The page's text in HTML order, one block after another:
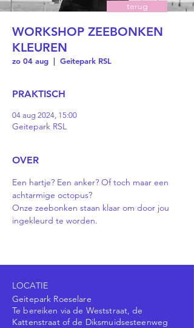
WORKSHOP ZEEBONKEN
KLEUREN
zo 04 aug
  |
Geitepark RSL
PRAKTISCH
04 aug 2024, 15:00
Geitepark RSL
OVER
Een hartje? Een anker? Of toch maar een
achtarmige octopus?
Onze zeebonken staan klaar om door jou
ingekleurd te worden.
terug
LOCATIE
Geitepark Roeselare
Te bereiken via de Weststraat, de
Kattenstraat of de Diksmuidsesteenweg